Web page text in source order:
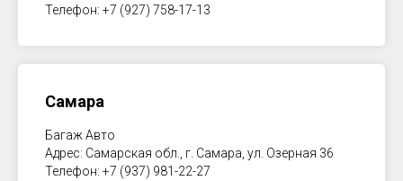
Телефон: +7 (927) 758-17-13
Самара
Багаж Авто
Адрес: Самарская обл., г. Самара, ул. Озерная 36
Телефон: +7 (937) 981-22-27